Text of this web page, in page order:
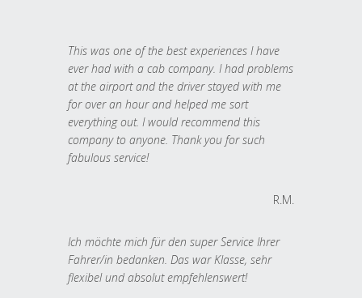
This was one of the best experiences I have
ever had with a cab company. I had problems
at the airport and the driver stayed with me
for over an hour and helped me sort
everything out. I would recommend this
company to anyone. Thank you for such
fabulous service!
R.M.
Ich möchte mich für den super Service Ihrer
Fahrer/in bedanken. Das war Klasse, sehr
flexibel und absolut empfehlenswert!